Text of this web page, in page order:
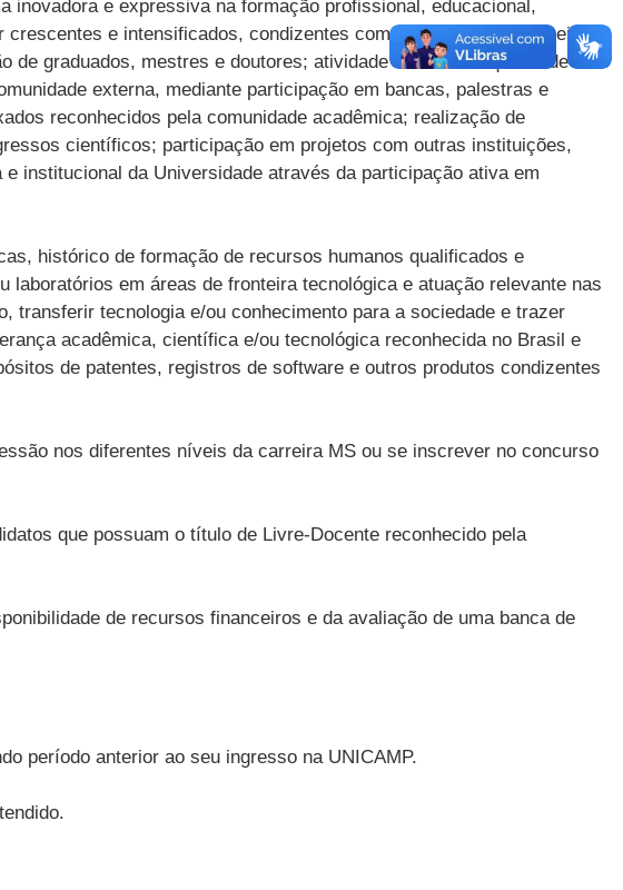
inovadora e expressiva na formação profissional, educacional,
e intensificados, condizentes com a ascensão na carreira.
graduados, mestres e doutores; atividade didática de qualidade na
externa, mediante participação em bancas, palestras e
reconhecidos pela comunidade acadêmica; realização de
científicos; participação em projetos com outras instituições,
institucional da Universidade através da participação ativa em
histórico de formação de recursos humanos qualificados e
em áreas de fronteira tecnológica e atuação relevante nas
tecnologia e/ou conhecimento para a sociedade e trazer
acadêmica, científica e/ou tecnológica reconhecida no Brasil e
de patentes, registros de software e outros produtos condizentes
nos diferentes níveis da carreira MS ou se inscrever no concurso
que possuam o título de Livre-Docente reconhecido pela
de recursos financeiros e da avaliação de uma banca de
período anterior ao seu ingresso na UNICAMP.